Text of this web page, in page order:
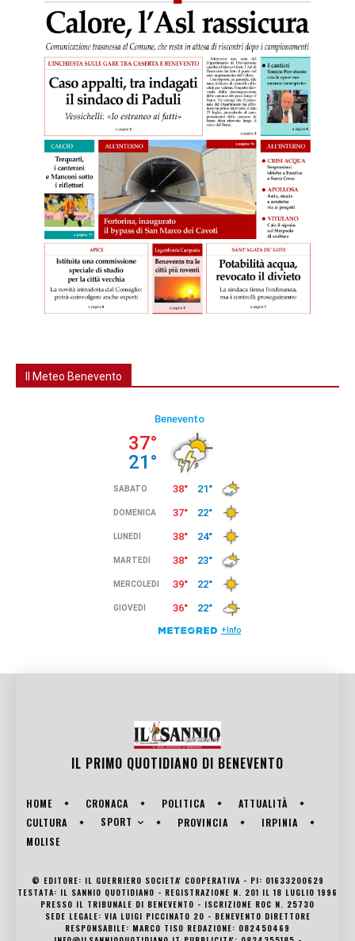
Il Meteo Benevento
IL PRIMO QUOTIDIANO DI BENEVENTO
HOME CRONACA POLITICA
ATTUALITÀ
CULTURA
SPORT PROVINCIA
IRPINIA
MOLISE
© EDITORE: IL GUERRIERO SOCIETA' COOPERATIVA - PI: 01633200629
TESTATA: IL SANNIO QUOTIDIANO - REGISTRAZIONE N. 201 IL 18 LUGLIO 1996
PRESSO IL TRIBUNALE DI BENEVENTO - ISCRIZIONE ROC N. 25730
SEDE LEGALE: VIA LUIGI PICCINATO 20 - BENEVENTO DIRETTORE
RESPONSABILE: MARCO TISO REDAZIONE: 082450469